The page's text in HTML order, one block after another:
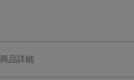
商品詳細